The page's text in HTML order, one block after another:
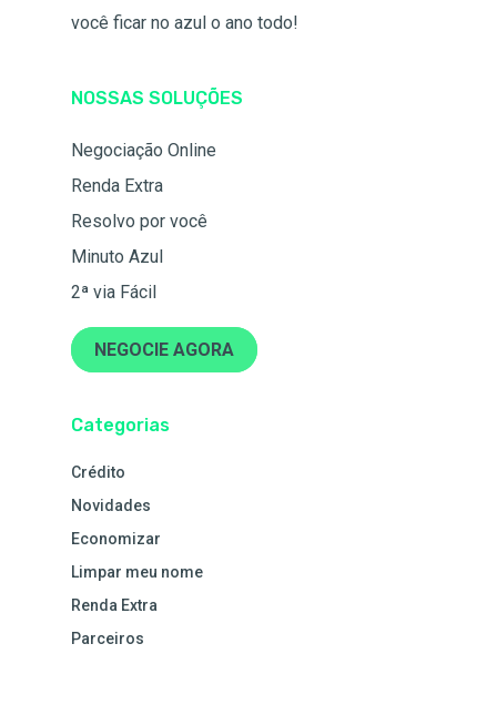
você ficar no azul o ano todo!
NOSSAS SOLUÇÕES
Negociação Online
Renda Extra
Resolvo por você
Minuto Azul
2ª via Fácil
NEGOCIE AGORA
Categorias
Crédito
Novidades
Economizar
Limpar meu nome
Renda Extra
Parceiros